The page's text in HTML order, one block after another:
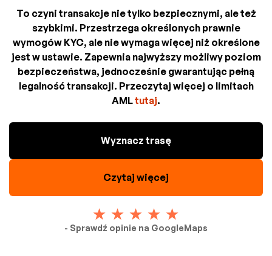
To czyni transakcje nie tylko bezpiecznymi, ale też
szybkimi. Przestrzega określonych prawnie
wymogów KYC, ale nie wymaga więcej niż określone
jest w ustawie. Zapewnia najwyższy możliwy poziom
bezpieczeństwa, jednocześnie gwarantując pełną
legalność transakcji. Przeczytaj więcej o limitach
AMLtutaj.
Wyznacz trasę
Czytaj więcej
- Sprawdź opinie na GoogleMaps